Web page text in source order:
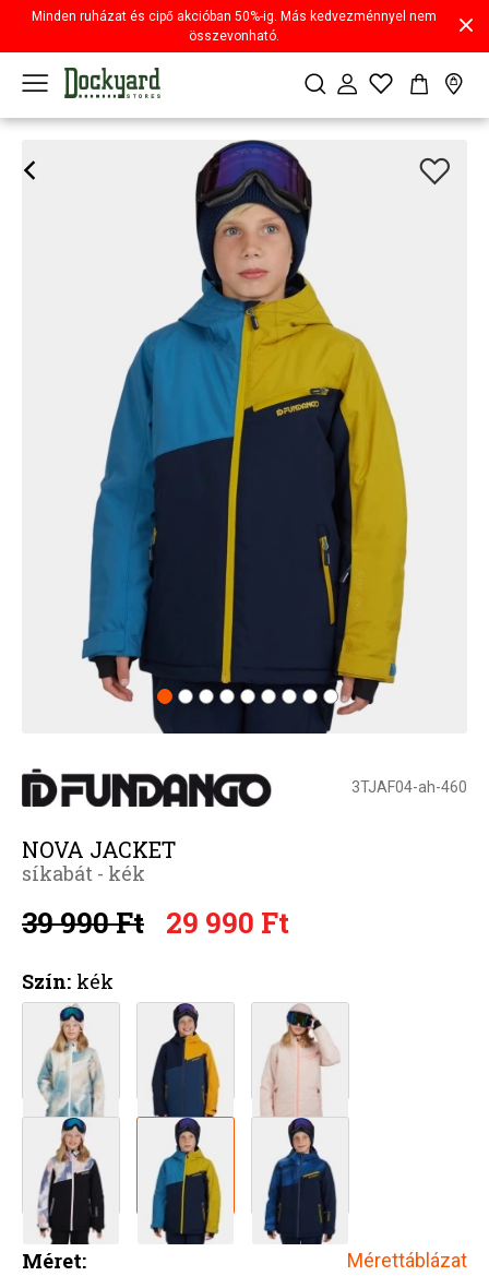
Minden ruházat és cipő akcióban 50%-ig. Más kedvezménnyel nem
összevonható.
3TJAF04-ah-460
NOVA JACKET
síkabát - kék
39 990 Ft 29 990 Ft
Szín: kék
Méret: Mérettáblázat